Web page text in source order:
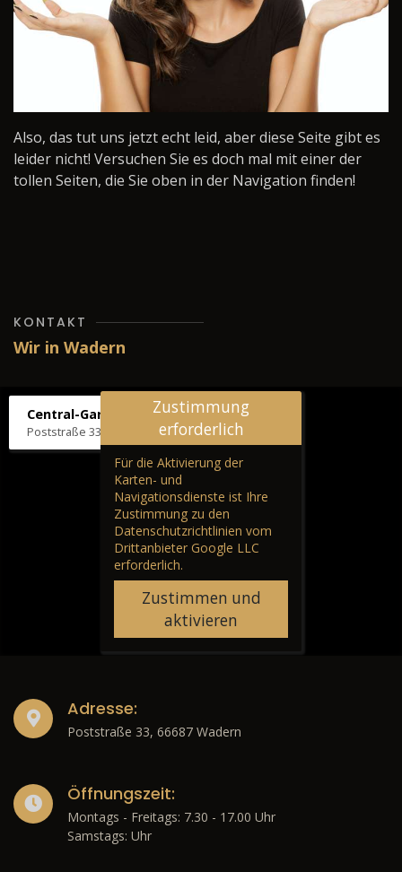
Also, das tut uns jetzt echt leid, aber diese Seite gibt es
leider nicht! Versuchen Sie es doch mal mit einer der
tollen Seiten, die Sie oben in der Navigation finden!
KONTAKT
Wir in Wadern
Central-Garage H. Wilhelm
Poststraße 33, 66687 Wadern
Zustimmung
erforderlich
Für die Aktivierung der
Karten- und
Navigationsdienste ist Ihre
Zustimmung zu den
Datenschutzrichtlinien vom
Drittanbieter Google LLC
erforderlich.
Zustimmen und
aktivieren
Adresse:
Poststraße 33, 66687 Wadern
Öffnungszeit:
Montags - Freitags: 7.30 - 17.00 Uhr
Samstags: Uhr